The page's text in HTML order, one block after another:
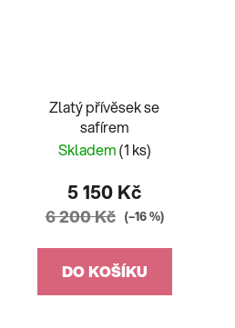
Zlatý přívěsek se
safírem
Skladem(1 ks)
5 150 Kč
6 200 Kč (–16 %)
DO KOŠÍKU